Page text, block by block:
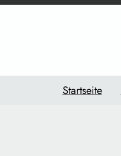
Startseite